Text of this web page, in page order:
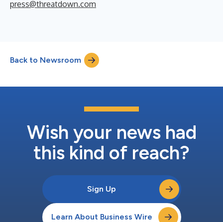
press@threatdown.com
Back to Newsroom
Wish your news had
this kind of reach?
Sign Up
Learn About Business Wire